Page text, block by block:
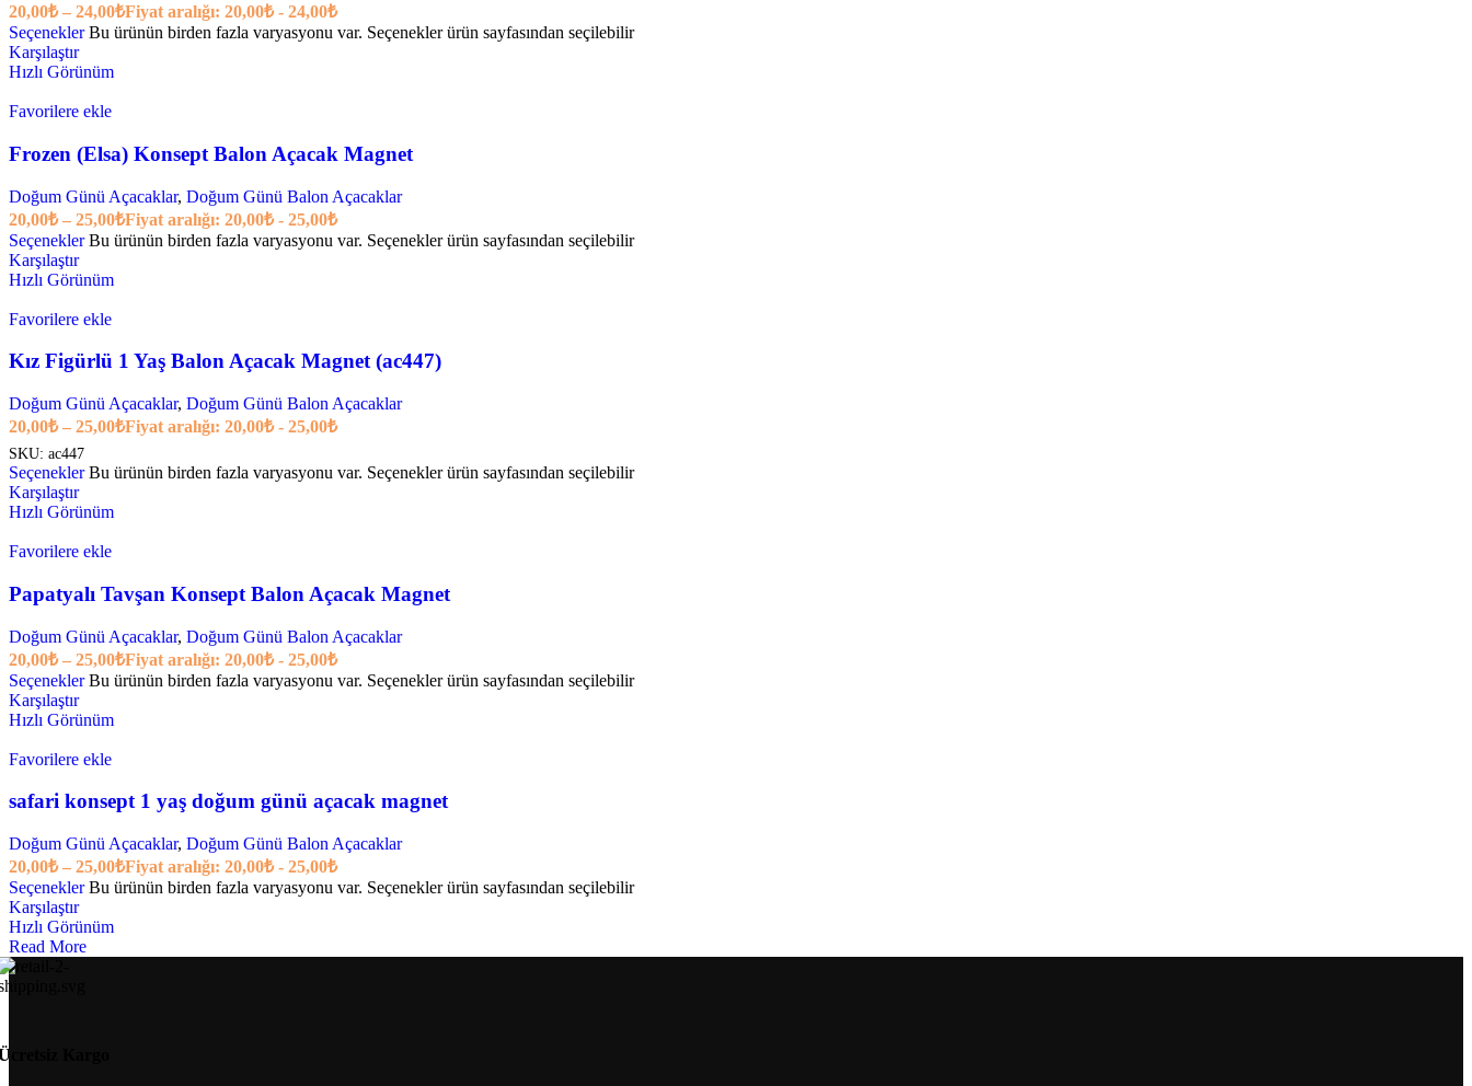
20,00₺ – 24,00₺Fiyat aralığı: 20,00₺ - 24,00₺
Seçenekler Bu ürünün birden fazla varyasyonu var. Seçenekler ürün sayfasından seçilebilir
Karşılaştır
Hızlı Görünüm
Favorilere ekle
Frozen (Elsa) Konsept Balon Açacak Magnet
Doğum Günü Açacaklar, Doğum Günü Balon Açacaklar
20,00₺ – 25,00₺Fiyat aralığı: 20,00₺ - 25,00₺
Seçenekler Bu ürünün birden fazla varyasyonu var. Seçenekler ürün sayfasından seçilebilir
Karşılaştır
Hızlı Görünüm
Favorilere ekle
Kız Figürlü 1 Yaş Balon Açacak Magnet (ac447)
Doğum Günü Açacaklar, Doğum Günü Balon Açacaklar
20,00₺ – 25,00₺Fiyat aralığı: 20,00₺ - 25,00₺
SKU: ac447
Seçenekler Bu ürünün birden fazla varyasyonu var. Seçenekler ürün sayfasından seçilebilir
Karşılaştır
Hızlı Görünüm
Favorilere ekle
Papatyalı Tavşan Konsept Balon Açacak Magnet
Doğum Günü Açacaklar, Doğum Günü Balon Açacaklar
20,00₺ – 25,00₺Fiyat aralığı: 20,00₺ - 25,00₺
Seçenekler Bu ürünün birden fazla varyasyonu var. Seçenekler ürün sayfasından seçilebilir
Karşılaştır
Hızlı Görünüm
Favorilere ekle
safari konsept 1 yaş doğum günü açacak magnet
Doğum Günü Açacaklar, Doğum Günü Balon Açacaklar
20,00₺ – 25,00₺Fiyat aralığı: 20,00₺ - 25,00₺
Seçenekler Bu ürünün birden fazla varyasyonu var. Seçenekler ürün sayfasından seçilebilir
Karşılaştır
Hızlı Görünüm
Read More
Kargo